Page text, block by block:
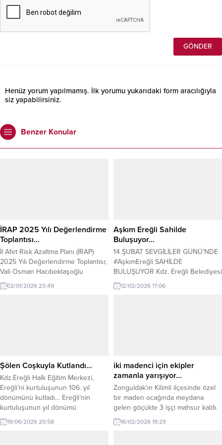
Henüz yorum yapılmamış. İlk yorumu yukarıdaki form aracılığıyla
siz yapabilirsiniz.
Benzer Konular
İRAP 2025 Yılı Değerlendirme
Toplantısı…
İl Afet Risk Azaltma Planı (İRAP)
2025 Yılı Değerlendirme Toplantısı;
Vali Osman Hacıbektaşoğlu
başkanlığında, AFAD Başkan
Yardımcısı Hamza Taşdelen, AFAD
yerleşim birimleri ve afetlere
dayanıklı bir toplum oluşturmak...
02/01/2026 23:49
Aşkım Ereğli Sahilde
Buluşuyor…
14 ŞUBAT SEVGİLİLER GÜNÜ’NDE
#AşkımEreğli SAHİLDE
BULUŞUYOR Kdz. Ereğli Belediyesi
Cumartesi günü sahilde Sevgililer
Günü etkinliği düzenliyor. Amfi
Posbıyık, “Birbirimizi ve yaşadığımız
kenti sevdiğimizi hatırlatmak için...
12/02/2026 17:06
Şölen Coşkuyla Kutlandı…
Kdz.Ereğli Halk Eğitim Merkezi,
Ereğli’ni kurtuluşunun 106. yıl
dönümünü kutladı… Ereğli’nin
kurtuluşunun yıl dönümü
dolayısıyla, Amfi Tiyatro’da, Halk
Oyunu Şöleni gerçekleştirildi.
19/06/2026 20:58
iki madenci için ekipler
zamanla yarışıyor…
Zonguldak’ın Kilimli ilçesinde özel
bir maden ocağında meydana
gelen göçükte 3 işçi mahsur kaldı.
İşçilerden biri sağ olarak
kurtarılırken, yer altındaki 2
16/02/2026 19:29